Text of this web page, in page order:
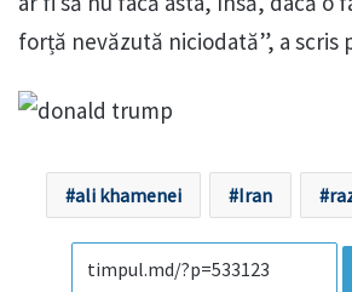
forță nevăzută niciodată”, a scris
ali khamenei Iran